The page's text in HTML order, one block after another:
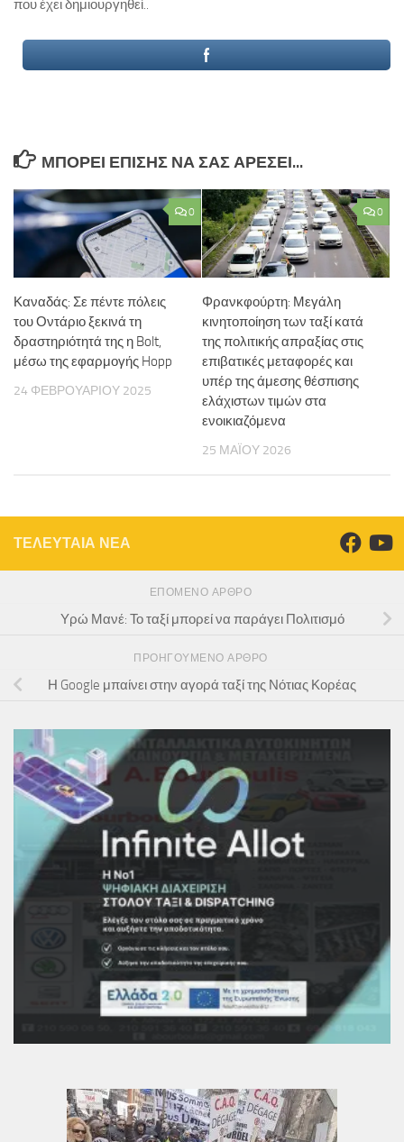
που έχει δημιουργηθεί..
ΜΠΟΡΕΊ ΕΠΊΣΗΣ ΝΑ ΣΑΣ ΑΡΈΣΕΙ...
0
Καναδάς: Σε πέντε πόλεις
του Οντάριο ξεκινά τη
δραστηριότητά της η Bolt,
μέσω της εφαρμογής Hopp
24 ΦΕΒΡΟΥΑΡΊΟΥ 2025
0
Φρανκφούρτη: Μεγάλη
κινητοποίηση των ταξί κατά
της πολιτικής απραξίας στις
επιβατικές μεταφορές και
υπέρ της άμεσης θέσπισης
ελάχιστων τιμών στα
ενοικιαζόμενα
25 ΜΑΪ́ΟΥ 2026
ΤΕΛΕΥΤΑΙΑ ΝΕΑ
ΕΠΌΜΕΝΟ ΆΡΘΡΟ
Υρώ Μανέ: Το ταξί μπορεί να παράγει Πολιτισμό
ΠΡΟΗΓΟΎΜΕΝΟ ΆΡΘΡΟ
Η Google μπαίνει στην αγορά ταξί της Νότιας Κορέας